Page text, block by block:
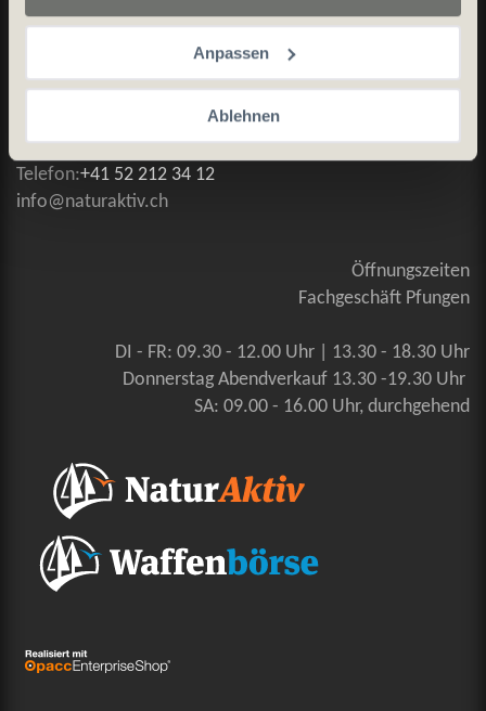
Anpassen
Ablehnen
Kontaktieren Sie uns
Kontakt
Riedäckerstrasse 9, 8422 Pfungen
Telefon:+41 52 212 34 12
info@naturaktiv.ch
Öffnungszeiten
Fachgeschäft Pfungen
DI - FR: 09.30 - 12.00 Uhr | 13.30 - 18.30 Uhr
Donnerstag Abendverkauf 13.30 -19.30 Uhr
SA: 09.00 - 16.00 Uhr, durchgehend